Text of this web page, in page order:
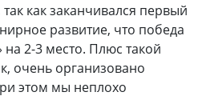
как заканчивался первый
развитие, что победа
2-3 место. Плюс такой
очень организовано
этом мы неплохо